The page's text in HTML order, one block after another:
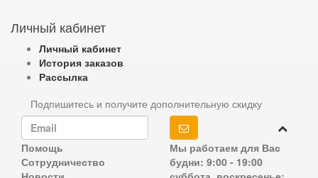
Личный кабинет
Личный кабинет
История заказов
Рассылка
Подпишитесь и получите дополнительную скидку
Помощь
Сотрудничество
Мы работаем для Вас
будни: 9:00 - 19:00